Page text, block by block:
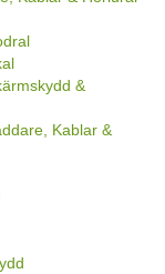
&
Kablar &